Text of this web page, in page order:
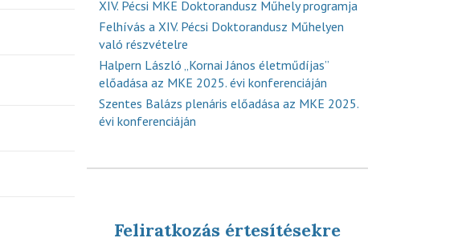
XIV. Pécsi MKE Doktorandusz Műhely programja
Felhívás a XIV. Pécsi Doktorandusz Műhelyen
való részvételre
Halpern László „Kornai János életműdíjas”
előadása az MKE 2025. évi konferenciáján
Szentes Balázs plenáris előadása az MKE 2025.
évi konferenciáján
Feliratkozás értesítésekre